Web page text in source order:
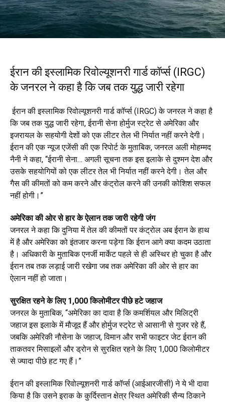
ईरान की इस्लामिक रिवोल्यूशनरी गार्ड कॉर्प्स (IRGC)
के जनरल ने कहा है कि जब तक युद्ध जारी रहेगा
ईरान की इस्लामिक रिवोल्यूशनरी गार्ड कॉर्प्स (IRGC) के जनरल ने कहा है
कि जब तक युद्ध जारी रहेगा, ईरानी सेना होर्मुज स्ट्रेट से अमेरिका और
इजरायल के सहयोगी देशों को एक लीटर तेल भी निर्यात नहीं करने देगी।
ईरान की एक न्यूज एजेंसी की एक रिपोर्ट के मुताबिक, जनरल अली मोहम्मद
नैनी ने कहा, “ईरानी सेना… अगली सूचना तक इस इलाके से दुश्मन देश और
उसके सहयोगियों को एक लीटर तेल भी निर्यात नहीं करने देगी। तेल और
गैस की कीमतों को कम करने और कंट्रोल करने की उनकी कोशिश सफल
नहीं होगी।”
अमेरिका की ओर से हार के ऐलान तक जारी रहेगी जंग
जनरल ने कहा कि दुनिया में तेल की कीमतों पर कंट्रोल अब ईरान के हाथ
में है और अमेरिका को इंतजार करना पड़ेगा कि ईरान आगे क्या कदम उठाता
है। अधिकारी के मुताबिक एनर्जी मार्केट पहले से ही अस्थिर हो चुका है और
ईरान तब तक लड़ाई जारी रखेगा जब तक अमेरिका की ओर से हार का
ऐलान नहीं हो जाता।
सुरक्षित रहने के लिए 1,000 किलोमीटर पीछे हटे जहाज
जनरल के मुताबिक, “अमेरिका का दावा है कि कमर्शियल और मिलिट्री
जहाज इस इलाके में मौजूद हैं और होर्मुज स्ट्रेट से आसानी से गुजर रहे हैं,
जबकि अमेरिकी नौसेना के जहाज, विमान और सभी फाइटर जेट ईरान की
ताकतवर मिसाइलों और ड्रोन से सुरक्षित रहने के लिए 1,000 किलोमीटर
से ज्यादा पीछे हट गए हैं।”
ईरान की इस्लामिक रिवोल्यूशनरी गार्ड कॉर्प्स (आईआरजीसी) ने ये भी दावा
किया है कि उसने इराक के कुर्दिस्तान क्षेत्र स्थित अमेरिकी सैन्य ठिकाने